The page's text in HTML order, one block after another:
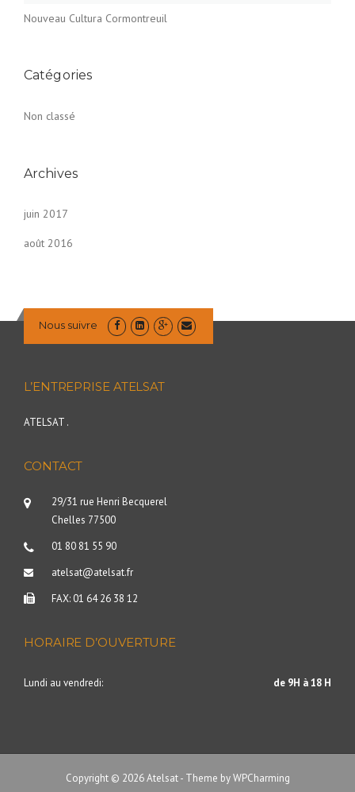
Nouveau Cultura Cormontreuil
Catégories
Non classé
Archives
juin 2017
août 2016
Nous suivre
L’ENTREPRISE ATELSAT
ATELSAT .
CONTACT
29/31 rue Henri Becquerel
Chelles 77500
01 80 81 55 90
atelsat@atelsat.fr
FAX: 01 64 26 38 12
HORAIRE D’OUVERTURE
Lundi au vendredi: de 9H à 18 H
Copyright © 2026 Atelsat - Theme byWPCharming